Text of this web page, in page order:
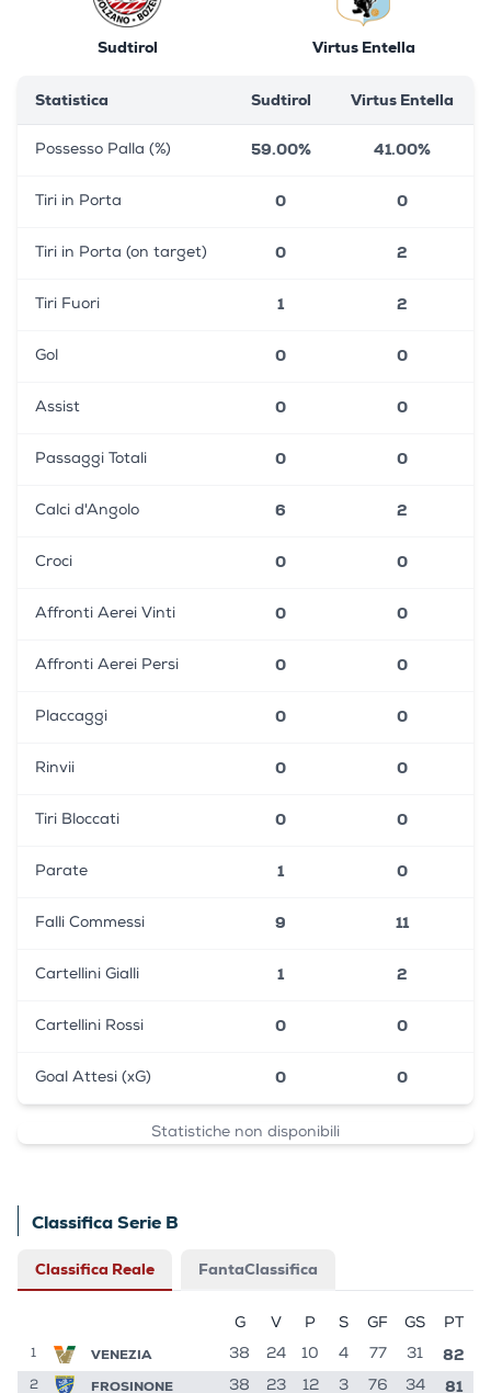
Sudtirol Virtus Entella
Statistica Sudtirol Virtus Entella
Possesso Palla (%) 59.00% 41.00%
Tiri in Porta 0 0
Tiri in Porta (on target) 0 2
Tiri Fuori 1 2
Gol 0 0
Assist 0 0
Passaggi Totali 0 0
Calci d'Angolo 6 2
Croci 0 0
Affronti Aerei Vinti 0 0
Affronti Aerei Persi 0 0
Placcaggi 0 0
Rinvii 0 0
Tiri Bloccati 0 0
Parate 1 0
Falli Commessi 9 11
Cartellini Gialli 1 2
Cartellini Rossi 0 0
Goal Attesi (xG) 0 0
Statistiche non disponibili
Classifica Serie B
Classifica Reale FantaClassifica
G V P S GF GS PT
1 VENEZIA 38 24 10 4 77 31 82
2 FROSINONE 38 23 12 3 76 34 81